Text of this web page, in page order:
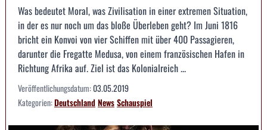
Was bedeutet Moral, was Zivilisation in einer extremen Situation,
in der es nur noch um das bloße Überleben geht? Im Juni 1816
bricht ein Konvoi von vier Schiffen mit über 400 Passagieren,
darunter die Fregatte Medusa, von einem französischen Hafen in
Richtung Afrika auf. Ziel ist das Kolonialreich ...
Veröffentlichungsdatum:03.05.2019
Kategorien:DeutschlandNewsSchauspiel